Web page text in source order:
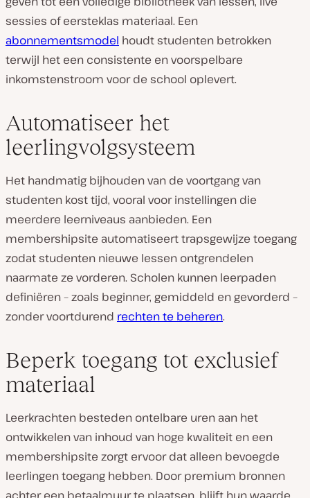
sessies of eersteklas materiaal. Een
abonnementsmodel houdt studenten betrokken
terwijl het een consistente en voorspelbare
inkomstenstroom voor de school oplevert.
Automatiseer het
leerlingvolgsysteem
Het handmatig bijhouden van de voortgang van
studenten kost tijd, vooral voor instellingen die
meerdere leerniveaus aanbieden. Een
membershipsite automatiseert trapsgewijze toegang
zodat studenten nieuwe lessen ontgrendelen
naarmate ze vorderen. Scholen kunnen leerpaden
definiëren – zoals beginner, gemiddeld en gevorderd –
zonder voortdurend rechten te beheren.
Beperk toegang tot exclusief
materiaal
Leerkrachten besteden ontelbare uren aan het
ontwikkelen van inhoud van hoge kwaliteit en een
membershipsite zorgt ervoor dat alleen bevoegde
leerlingen toegang hebben. Door premium bronnen